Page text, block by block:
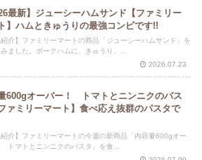
最新】ジューシーハムサンド【ファミリー
】ハムときゅうりの最強コンビです!!
紹介】ファミリーマートの商品「ジューシーハムサンド」を
ました。ポークハムに、きゅうり、...
2026.07.23
600gオーバー！ トマトとニンニクのパス
ァミリーマート】食べ応え抜群のパスタで
紹介】ファミリーマートの今週の新商品「内容量600gオー
トマトとニンニクのパスタ」を食...